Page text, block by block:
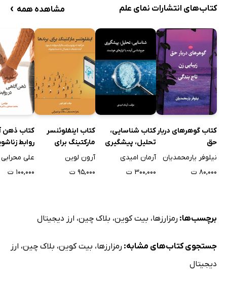
کتاب‌های انتشارات نمای علم مشاهده همه ›
کتاب گوهرهای دربار
حق
نیلوفر یارمحمدیان
۸۰,۰۰۰ ت
کتاب شناسایی،
تحلیل، پیشگیری
آرمان امیدی
۳۰۰,۰۰۰ ت
کتاب اینفلوئنسر
مارکتینگ برای
برندها
آرون لوین
۹۵,۰۰۰ ت
کتاب ذهن
روابط
علی محرابی
۱۰۰,۰۰۰ ت
برچسب‌ها: رمزارزها، بیت کوین، بلاک چین، ارز دیجیتال
جستجوی کتاب‌های مشابه: رمزارزها، بیت کوین، بلاک چین، ارز
دیجیتال